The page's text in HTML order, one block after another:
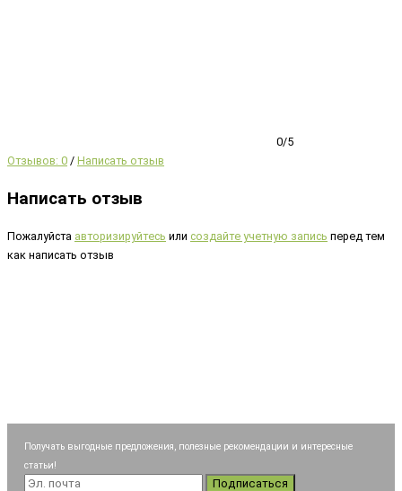
0/5
Отзывов: 0 / Написать отзыв
Написать отзыв
Пожалуйста авторизируйтесь или создайте учетную запись перед тем
как написать отзыв
Получать выгодные предложения, полезные рекомендации и интересные
статьи!
Подписаться